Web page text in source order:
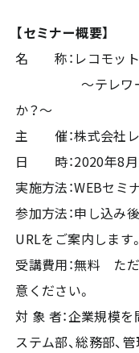
【セミナー概要】
名 称：レコモット
～テレワーク
か？～
主 催：株式会社レ
日 時：2020年8月
実施方法：WEBセミ
参加方法：申し込み
URLをご案内します。
受講費用：無料 た
意ください。
対 象 者：企業規模を
ステム部、総務部、